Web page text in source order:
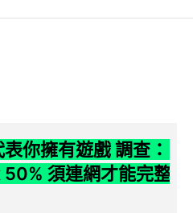
你擁有遊戲 調查：
須連網才能完整